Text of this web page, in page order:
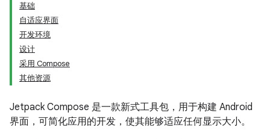
基础
自适应界面
开发环境
设计
采用 Compose
其他资源
Jetpack Compose 是一款新式工具包，用于构建 Android
界面，可简化应用的开发，使其能够适应任何显示大小。